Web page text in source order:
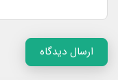
ارسال دیدگاه